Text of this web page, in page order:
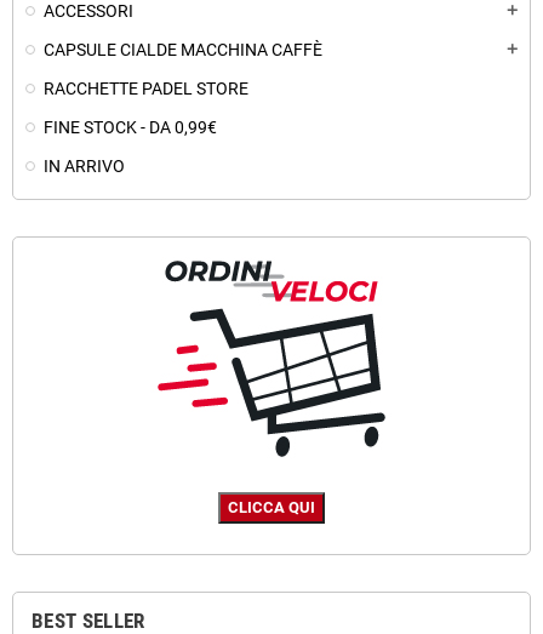
ACCESSORI add
CAPSULE CIALDE MACCHINA CAFFÈ add
RACCHETTE PADEL STORE
FINE STOCK - DA 0,99€
IN ARRIVO
BEST SELLER